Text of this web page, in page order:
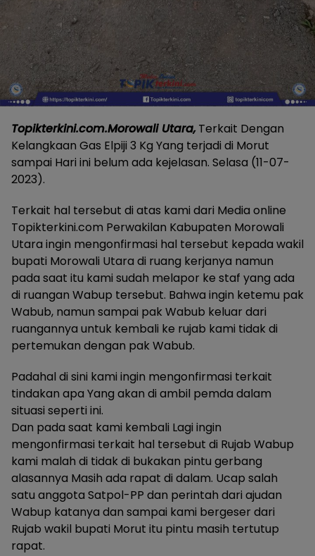
Topikterkini.com.Morowali Utara,Terkait Dengan
Kelangkaan Gas Elpiji 3 Kg Yang terjadi di Morut
sampai Hari ini belum ada kejelasan. Selasa (11-07-
2023).
Terkait hal tersebut di atas kami dari Media online
Topikterkini.com Perwakilan Kabupaten Morowali
Utara ingin mengonfirmasi hal tersebut kepada wakil
bupati Morowali Utara di ruang kerjanya namun
pada saat itu kami sudah melapor ke staf yang ada
di ruangan Wabup tersebut. Bahwa ingin ketemu pak
Wabub, namun sampai pak Wabub keluar dari
ruangannya untuk kembali ke rujab kami tidak di
pertemukan dengan pak Wabub.
Padahal di sini kami ingin mengonfirmasi terkait
tindakan apa Yang akan di ambil pemda dalam
situasi seperti ini.
Dan pada saat kami kembali Lagi ingin
mengonfirmasi terkait hal tersebut di Rujab Wabup
kami malah di tidak di bukakan pintu gerbang
alasannya Masih ada rapat di dalam. Ucap salah
satu anggota Satpol-PP dan perintah dari ajudan
Wabup katanya dan sampai kami bergeser dari
Rujab wakil bupati Morut itu pintu masih tertutup
rapat.